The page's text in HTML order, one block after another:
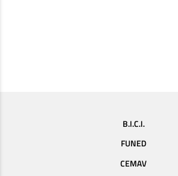
B.I.C.I.
FUNED
CEMAV